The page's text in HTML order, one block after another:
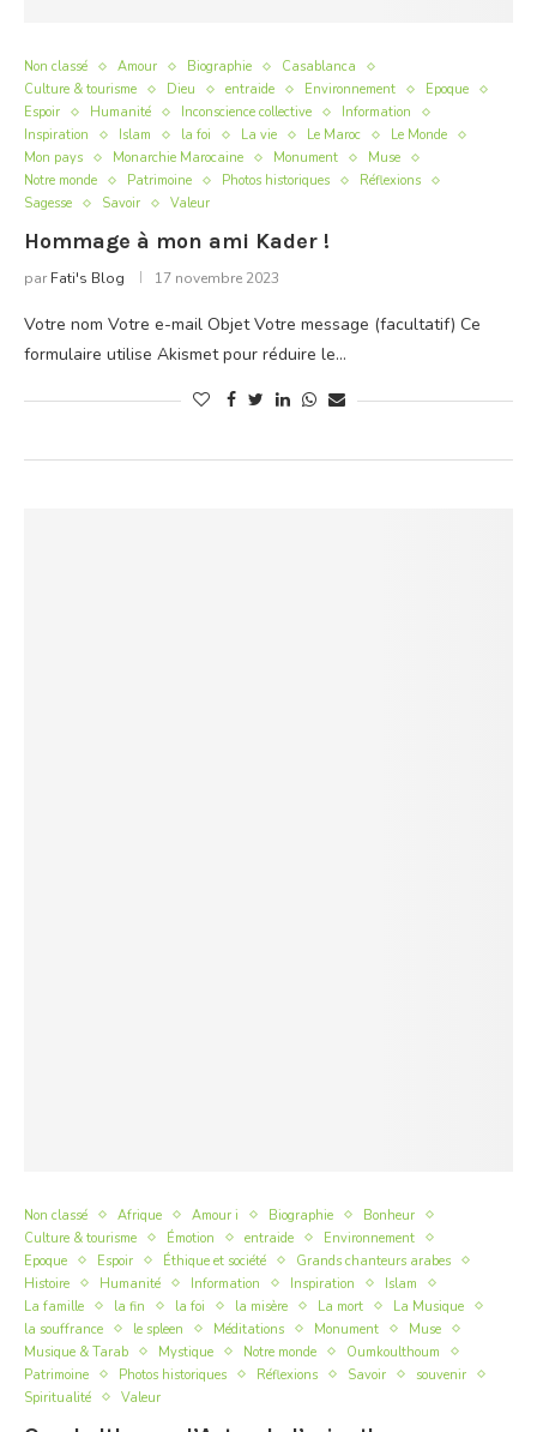
Non classé Amour Biographie
Casablanca
Culture & tourisme
Dieu entraide Environnement
Epoque
Espoir
Humanité Inconscience collective
Information
Inspiration
Islam la foi La vie Le Maroc
Le Monde
Mon pays
Monarchie Marocaine Monument
Muse
Notre monde
Patrimoine Photos historiques
Réflexions
Sagesse
Savoir Valeur
Hommage à mon ami Kader !
par Fati's Blog 17 novembre 2023
Votre nom Votre e-mail Objet Votre message (facultatif) Ce
formulaire utilise Akismet pour réduire le…
Non classé Afrique Amour i Biographie
Bonheur
Culture & tourisme
Émotion entraide
Environnement
Epoque
Espoir Éthique et société
Grands chanteurs arabes
Histoire
Humanité Information Inspiration
Islam
La famille
la fin la foi la misère La mort
La Musique
la souffrance
le spleen Méditations Monument
Muse
Musique & Tarab
Mystique Notre monde
Oumkoulthoum
Patrimoine
Photos historiques Réflexions Savoir
souvenir
Spiritualité
Valeur